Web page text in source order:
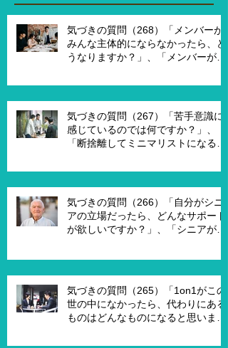
気づきの質問（268）「メンバーが
みんな主体的にならなかったら、ど
うなりますか？」、「メンバーが主
を実現したいですか？」、「XXさん
トを受ければ、主体的になります
か？」
気づきの質問（267）「苦手意識に
感じているのでは何ですか？」、
「断捨離してミニマリストになるの
うと違うのではないですか？」
気づきの質問（266）「自分がシニ
アの立場だったら、どんなサポート
が欲しいですか？」、「シニアが喜
気づきの質問（265）「1on1がこの
世の中になかったら、代わりにある
ものはどんなものになると思います
を進める為には、どんな仕組みが必